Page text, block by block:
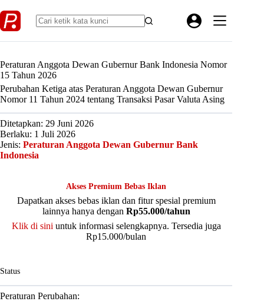
to
content
Peraturan Anggota Dewan Gubernur Bank Indonesia Nomor
15 Tahun 2026
Perubahan Ketiga atas Peraturan Anggota Dewan Gubernur
Nomor 11 Tahun 2024 tentang Transaksi Pasar Valuta Asing
Ditetapkan: 29 Juni 2026
Berlaku: 1 Juli 2026
Jenis: Peraturan Anggota Dewan Gubernur Bank
Indonesia
Akses Premium Bebas Iklan
Dapatkan akses bebas iklan dan fitur spesial premium
lainnya hanya dengan Rp55.000/tahun
Klik di sini untuk informasi selengkapnya. Tersedia juga
Rp15.000/bulan
Status
Peraturan Perubahan: